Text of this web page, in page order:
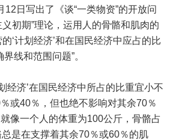
日写出了《谈“一类物资”的开放问
初期”理论，运用人的骨骼和肌肉的
‘计划经济’和在国民经济中应占的比
线和范围问题”。
经济’在国民经济中所占的比重宜小不
或40％，但也绝不影响对其余70％
像一个人的体重为100公斤，骨骼占
是在支撑着其余70％或60％的肌